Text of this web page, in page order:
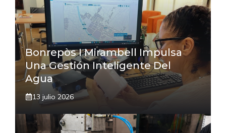
Bonrepòs I Mirambell Impulsa
Una Gestión Inteligente Del
Agua
13 julio 2026